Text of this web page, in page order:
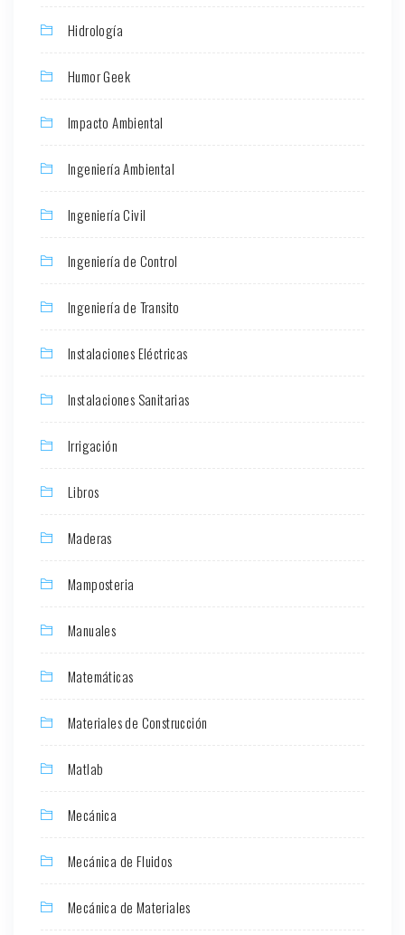
Hidrología
Humor Geek
Impacto Ambiental
Ingeniería Ambiental
Ingeniería Civil
Ingeniería de Control
Ingeniería de Transito
Instalaciones Eléctricas
Instalaciones Sanitarias
Irrigación
Libros
Maderas
Mamposteria
Manuales
Matemáticas
Materiales de Construcción
Matlab
Mecánica
Mecánica de Fluidos
Mecánica de Materiales